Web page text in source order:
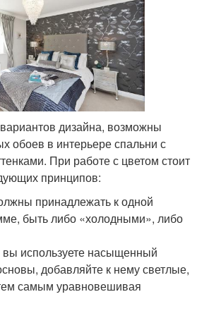
дизайна, возможны
обоев в интерьере спальни с
При работе с цветом стоит
принципов:
принадлежать к одной
быть либо «холодными», либо
вы используете насыщенный
добавляйте к нему светлые,
самым уравновешивая